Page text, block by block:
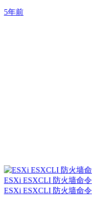
5年前
ESXi ESXCLI 防火墙命令
ESXi ESXCLI 防火墙命令